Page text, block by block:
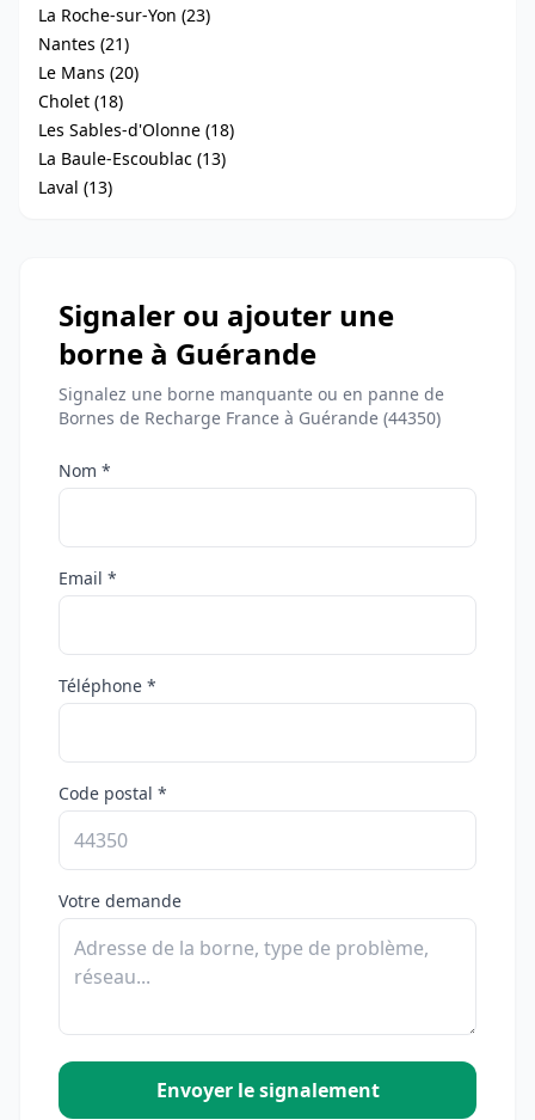
La Roche-sur-Yon (23)
Nantes (21)
Le Mans (20)
Cholet (18)
Les Sables-d'Olonne (18)
La Baule-Escoublac (13)
Laval (13)
Signaler ou ajouter une
borne à Guérande
Signalez une borne manquante ou en panne de
Bornes de Recharge France à Guérande (44350)
Nom *
Email *
Téléphone *
Code postal *
Votre demande
Envoyer le signalement